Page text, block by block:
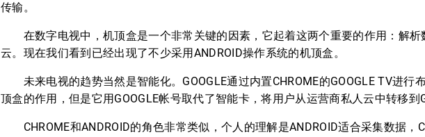
传输。
在数字电视中，机顶盒是一个非常关键的因素，它起着这两个重要的作用：解析
云。现在我们看到已经出现了不少采用ANDROID操作系统的机顶盒。
未来电视的趋势当然是智能化。GOOGLE通过内置CHROME的GOOGLE TV进行
顶盒的作用，但是它用GOOGLE帐号取代了智能卡，将用户从运营商私人云中转移到
CHROME和ANDROID的角色非常类似，个人的理解是ANDROID适合采集数据，